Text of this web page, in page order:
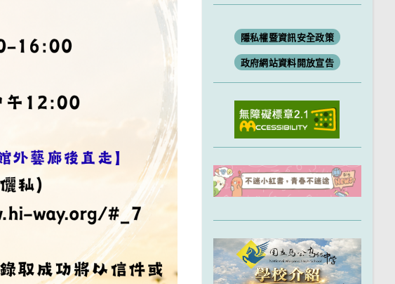
隱私權暨資訊安全政策
政府網站資料開放宣告